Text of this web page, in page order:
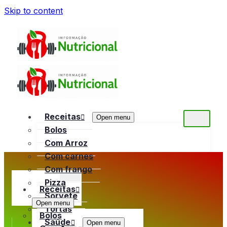
Skip to content
Receitas Open menu
Bolos
Com Arroz
Com carnes
Com frango
Pizza
Sorvete
Tortas
Saúde
Open menu
Receitas
Open menu
Bolos